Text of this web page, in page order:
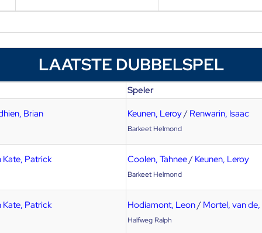
LAATSTE DUBBELSPEL
Speler
Brian
Keunen, Leroy/ Renwarin, Isaac
Barkeet Helmond
Kate, Patrick Coolen, Tahnee/ Keunen, Leroy
Barkeet Helmond
Kate, Patrick Hodiamont, Leon/ Mortel, van
Halfweg Ralph